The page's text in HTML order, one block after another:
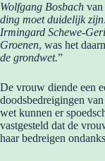
Wolfgang Bosbach van
ding moet duidelijk
Irmingard Schewe-
Groenen, was het
de grondwet.”
De vrouw diende een
doodsbedreigingen
wet kunnen er
vastgesteld dat de
haar bedreigen